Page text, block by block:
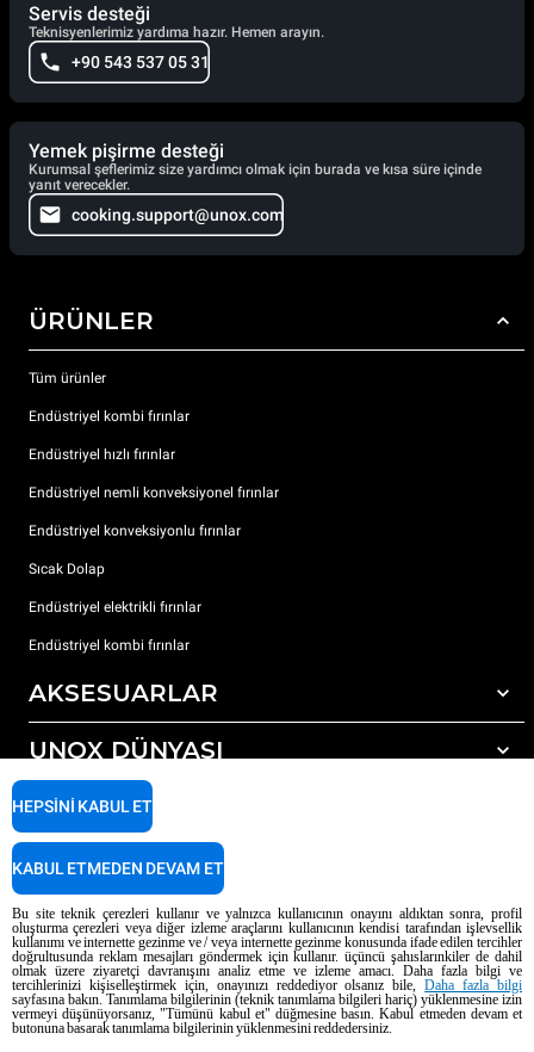
Servis desteği
Teknisyenlerimiz yardıma hazır. Hemen arayın.
+90 543 537 05 31
Yemek pişirme desteği
Kurumsal şeflerimiz size yardımcı olmak için burada ve kısa süre içinde
yanıt verecekler.
cooking.support@unox.com
ÜRÜNLER
Tüm ürünler
Endüstriyel kombi fırınlar
Endüstriyel hızlı fırınlar
Endüstriyel nemli konveksiyonel fırınlar
Endüstriyel konveksiyonlu fırınlar
Sıcak Dolap
Endüstriyel elektrikli fırınlar
Endüstriyel kombi fırınlar
AKSESUARLAR
Tüm aksesuarlar
Otomatik yıkama için deterjanlar
Elle yıkama için deterjanlar
Reçine filtrelerle su arıtma
UNOX DÜNYASI
Dünyadaki ofislerimizx
DESTEK
Unox garanti
Servis Bulucu
Telif Hakkı 2026 UNOX SpA Tüm hakları saklıdır. Reg. Imp. Padova n °
04230750285 - REA Padova 372835 - Dünya Topluluğu 5.000.000 € iv - P.IVA
/ CF 04230750285 - IT WEEE Reg. No. IT08020000000377
AI Content Disclaimer Privacy policy Cookie policy
Bu site teknik çerezleri kullanır ve yalnızca kullanıcının onayını aldıktan sonra, profil
oluşturma çerezleri veya diğer izleme araçlarını kullanıcının kendisi tarafından işlevsellik
kullanımı ve internette gezinme ve / veya internette gezinme konusunda ifade edilen tercihler
doğrultusunda reklam mesajları göndermek için kullanır. üçüncü şahıslarınkiler de dahil
olmak üzere ziyaretçi davranışını analiz etme ve izleme amacı. Daha fazla bilgi ve
tercihlerinizi kişiselleştirmek için, onayınızı reddediyor olsanız bile,Daha fazla bilgi
sayfasına bakın. Tanımlama bilgilerinin (teknik tanımlama bilgileri hariç) yüklenmesine izin
vermeyi düşünüyorsanız, "Tümünü kabul et" düğmesine basın. Kabul etmeden devam et
butonuna basarak tanımlama bilgilerinin yüklenmesini reddedersiniz.
HEPSINI KABUL ET
KABUL ETMEDEN DEVAM ET